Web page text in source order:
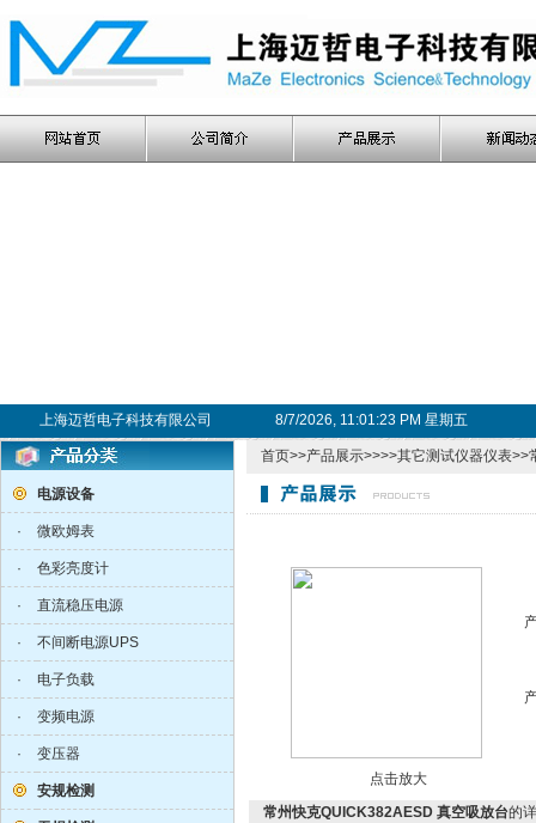
上海迈哲电子科技有限公司 8/7/2026, 11:01:23 PM 星期五
电源设备
· 微欧姆表
· 色彩亮度计
· 直流稳压电源
· 不间断电源UPS
· 电子负载
· 变频电源
· 变压器
安规检测
首页>>产品展示>>>>其它测试仪器仪表>>
点击放大
常州快克QUICK382AESD 真空吸放台的